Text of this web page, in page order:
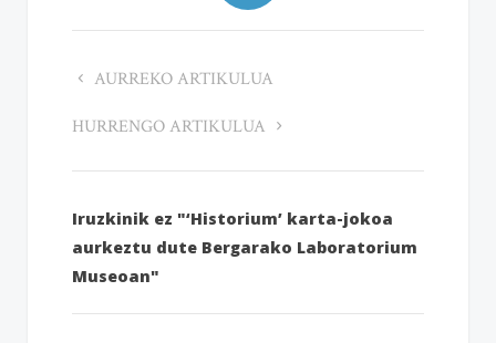
AURREKO ARTIKULUA
HURRENGO ARTIKULUA
Iruzkinik ez "‘Historium’ karta-jokoa
aurkeztu dute Bergarako Laboratorium
Museoan"